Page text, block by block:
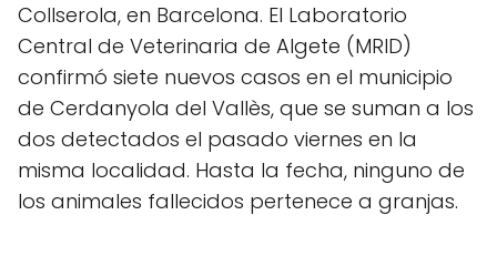
Collserola, en Barcelona. El Laboratorio
Central de Veterinaria de Algete (MRID)
confirmó siete nuevos casos en el municipio
de Cerdanyola del Vallès, que se suman a los
dos detectados el pasado viernes en la
misma localidad. Hasta la fecha, ninguno de
los animales fallecidos pertenece a granjas.